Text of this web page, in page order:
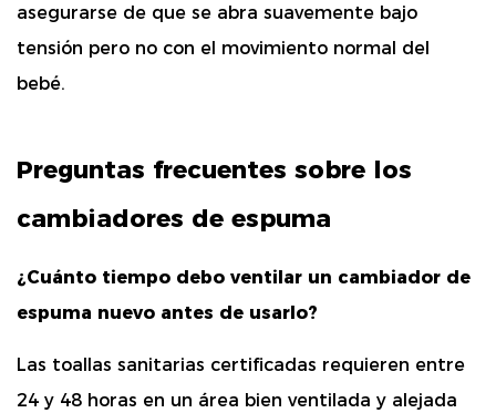
asegurarse de que se abra suavemente bajo
tensión pero no con el movimiento normal del
bebé.
Preguntas frecuentes sobre los
cambiadores de espuma
¿Cuánto tiempo debo ventilar un cambiador de
espuma nuevo antes de usarlo?
Las toallas sanitarias certificadas requieren entre
24 y 48 horas en un área bien ventilada y alejada